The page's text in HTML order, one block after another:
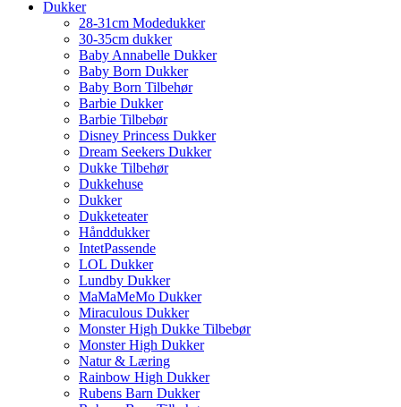
Dukker
28-31cm Modedukker
30-35cm dukker
Baby Annabelle Dukker
Baby Born Dukker
Baby Born Tilbehør
Barbie Dukker
Barbie Tilbebør
Disney Princess Dukker
Dream Seekers Dukker
Dukke Tilbehør
Dukkehuse
Dukker
Dukketeater
Hånddukker
IntetPassende
LOL Dukker
Lundby Dukker
MaMaMeMo Dukker
Miraculous Dukker
Monster High Dukke Tilbebør
Monster High Dukker
Natur & Læring
Rainbow High Dukker
Rubens Barn Dukker